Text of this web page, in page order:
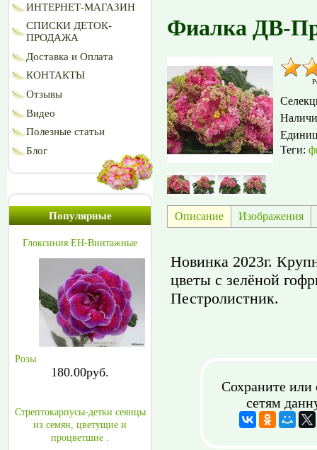
ИНТЕРНЕТ-МАГАЗИН
СПИСКИ ДЕТОК-
ПРОДАЖА
Доставка и Оплата
КОНТАКТЫ
Отзывы
Видео
Полезные статьи
Блог
Популярные
Глоксиния ЕН-Винтажные
Розы
180.00руб.
Стрептокарпусы-детки сеянцы
из семян, цветущие и
процветшие .
Фиалка ДВ-
Теги:
Описание Изображения
Новинка 2023г.
цветы с зелёной
Пестролистник.
Сохраните или
сетям